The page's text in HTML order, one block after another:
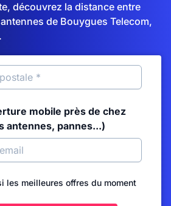
découvrez la distance entre
de Bouygues Telecom,
mobile près de chez
antennes, pannes...)
les meilleures offres du moment